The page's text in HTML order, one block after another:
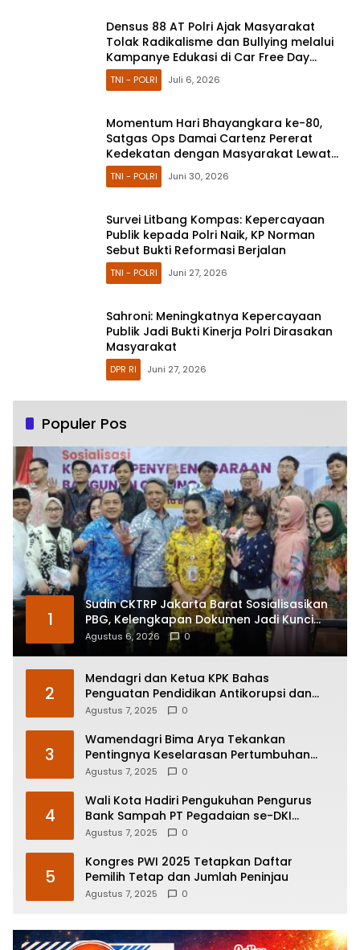
Densus 88 AT Polri Ajak Masyarakat
Tolak Radikalisme dan Bullying melalui
Kampanye Edukasi di Car Free Day
Makassar
TNI - POLRI Juli 6, 2026
Momentum Hari Bhayangkara ke-80,
Satgas Ops Damai Cartenz Pererat
Kedekatan dengan Masyarakat Lewat
Bakti Sosial
TNI - POLRI Juni 30, 2026
Survei Litbang Kompas: Kepercayaan
Publik kepada Polri Naik, KP Norman
Sebut Bukti Reformasi Berjalan
TNI - POLRI Juni 27, 2026
Sahroni: Meningkatnya Kepercayaan
Publik Jadi Bukti Kinerja Polri Dirasakan
Masyarakat
DPR RI Juni 27, 2026
Populer Pos
1
Sudin CKTRP Jakarta Barat Sosialisasikan
PBG, Kelengkapan Dokumen Jadi Kunci
Percepatan Izin
Agustus 6, 2026 0
2
Mendagri dan Ketua KPK Bahas
Penguatan Pendidikan Antikorupsi dan
Transparansi Pelayanan Publik
Agustus 7, 2025 0
3
Wamendagri Bima Arya Tekankan
Pentingnya Keselarasan Pertumbuhan
Ekonomi dan Pelestarian Budaya
Agustus 7, 2025 0
4
Wali Kota Hadiri Pengukuhan Pengurus
Bank Sampah PT Pegadaian se-DKI
Jakarta
Agustus 7, 2025 0
5
Kongres PWI 2025 Tetapkan Daftar
Pemilih Tetap dan Jumlah Peninjau
Agustus 7, 2025 0